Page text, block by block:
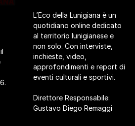
L’Eco della Lunigiana è un
quotidiano online dedicato
al territorio lunigianese e
non solo. Con interviste,
inchieste, video,
approfondimenti e report di
eventi culturali e sportivi.
Direttore Responsabile:
Gustavo Diego Remaggi